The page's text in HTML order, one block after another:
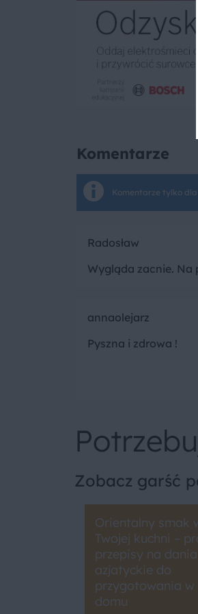
Komentarze
Komentarze tylko
Radosław
Wygląda zacnie. Na
annaolejarz
Pyszna i zdrowa !
Zobacz garść
Orientalny smak
Twojej kuchni –
przepisy na dania
azjatyckie do
przygotowania w
domu